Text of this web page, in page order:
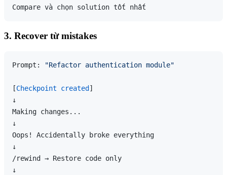
3. Recover từ mistakes
Prompt: "Refactor authentication module"
[Checkpoint created ]
↓
Making changes...
↓
Oops! Accidentally broke everything
↓
/rewind → Restore code only
↓